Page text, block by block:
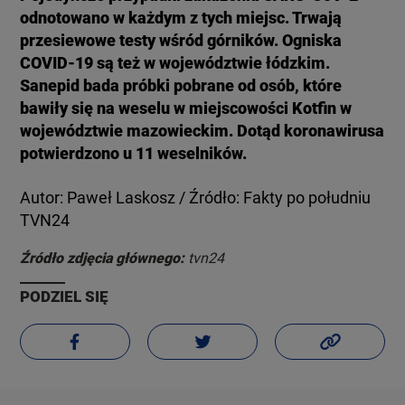
odnotowano w każdym z tych miejsc. Trwają
przesiewowe testy wśród górników. Ogniska
COVID-19 są też w województwie łódzkim.
Sanepid bada próbki pobrane od osób, które
bawiły się na weselu w miejscowości Kotfin w
województwie mazowieckim. Dotąd koronawirusa
potwierdzono u 11 weselników.
Autor: Paweł Laskosz / Źródło: Fakty po południu
TVN24
Źródło zdjęcia głównego: tvn24
PODZIEL SIĘ